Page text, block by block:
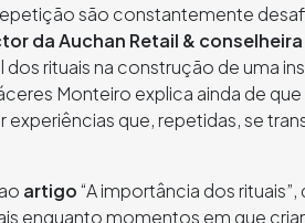
são constantemente
daAuchan Retail &
rituais na construção de uma
Monteiro explica ainda de
experiências que, repetidas, se
artigo“A importância dos
enquanto momentos em que